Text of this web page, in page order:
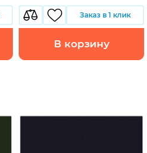
Заказ в 1 клик
В корзину